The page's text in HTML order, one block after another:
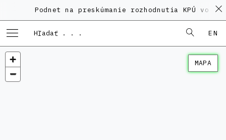
Podnet na preskúmanie rozhodnutia KPÚ vo
EN
MAPA